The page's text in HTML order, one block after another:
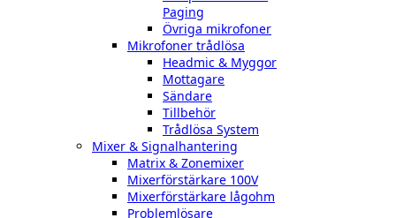
Paging
Övriga mikrofoner
Mikrofoner trådlösa
Headmic & Myggor
Mottagare
Sändare
Tillbehör
Trådlösa System
Mixer & Signalhantering
Matrix & Zonemixer
Mixerförstärkare 100V
Mixerförstärkare lågohm
Problemlösare